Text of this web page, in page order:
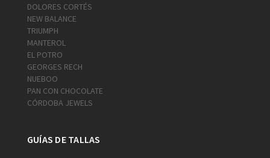
DOLORES CORTÉS
NEW BALANCE
TRIUMPH
MANTEROL
EL POTRO
GEORGES RECH
NUEBOO
PAN CON CHOCOLATE
CÓRDOBA JEWELS
GUÍAS DE TALLAS